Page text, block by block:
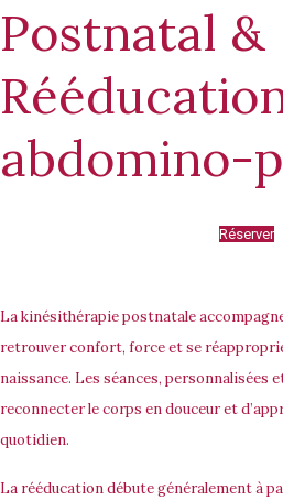
Postnatal &
abdomino-
Réserver
La kinésithérapie postnatale
retrouver confort, force et se
naissance. Les séances,
reconnecter le corps en douceur et
quotidien.
La rééducation débute généralement à